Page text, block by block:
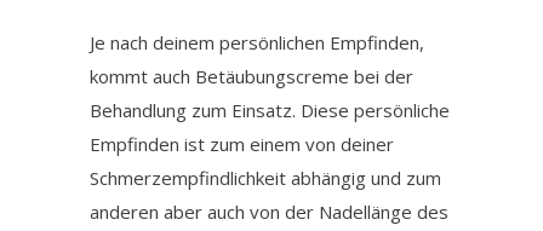
Je nach deinem persönlichen Empfinden,
kommt auch Betäubungscreme bei der
Behandlung zum Einsatz. Diese persönliche
Empfinden ist zum einem von deiner
Schmerzempfindlichkeit abhängig und zum
anderen aber auch von der Nadellänge des